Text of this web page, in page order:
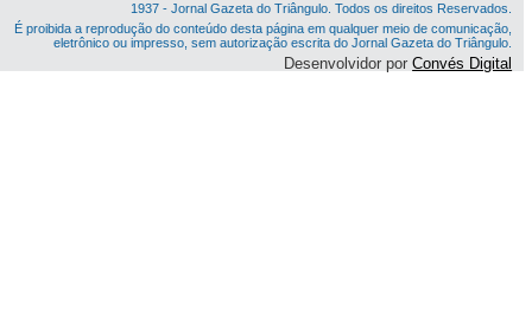
1937 - Jornal Gazeta do Triângulo. Todos os direitos Reservados.
É proibida a reprodução do conteúdo desta página em qualquer meio de comunicação,
eletrônico ou impresso, sem autorização escrita do Jornal Gazeta do Triângulo.
Desenvolvidor porConvés Digital